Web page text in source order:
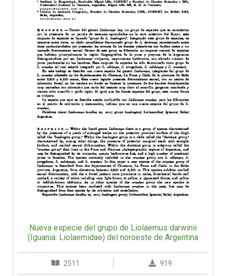
Nueva especie del grupo de Liolaemus darwinii
(Iguania: Liolaemidae) del noroeste de Argentina
2511 919